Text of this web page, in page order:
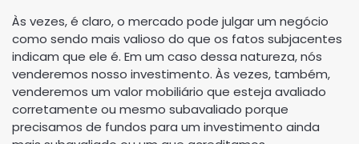
Às vezes, é claro, o mercado pode julgar um negócio
como sendo mais valioso do que os fatos subjacentes
indicam que ele é. Em um caso dessa natureza, nós
venderemos nosso investimento. Às vezes, também,
venderemos um valor mobiliário que esteja avaliado
corretamente ou mesmo subavaliado porque
precisamos de fundos para um investimento ainda